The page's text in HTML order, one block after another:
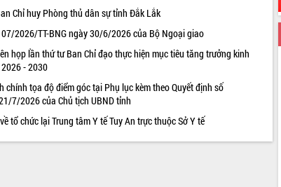
Chỉ huy Phòng thủ dân sự tỉnh Đắk Lắk
2026/TT-BNG ngày 30/6/2026 của Bộ Ngoại giao
họp lần thứ tư Ban Chỉ đạo thực hiện mục tiêu tăng trưởng kinh
- 2030
chính tọa độ điểm góc tại Phụ lục kèm theo Quyết định số
7/2026 của Chủ tịch UBND tỉnh
tổ chức lại Trung tâm Y tế Tuy An trực thuộc Sở Y tế